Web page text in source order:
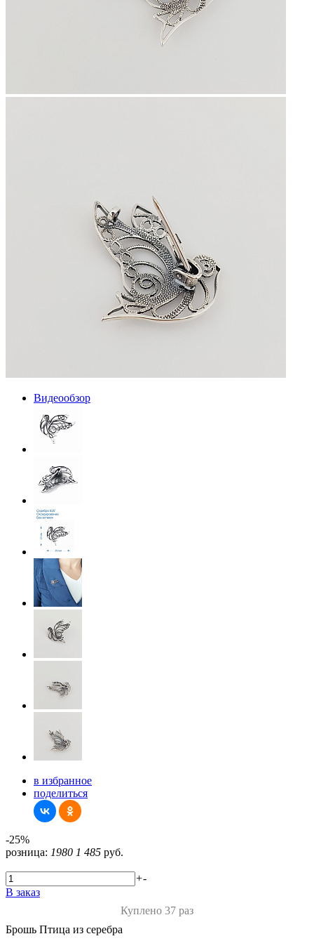
Видеообзор
в избранное
поделиться
-25%
розница: 1980 1 485 руб.
+-
В заказ
Куплено 37 раз
Брошь Птица из серебра